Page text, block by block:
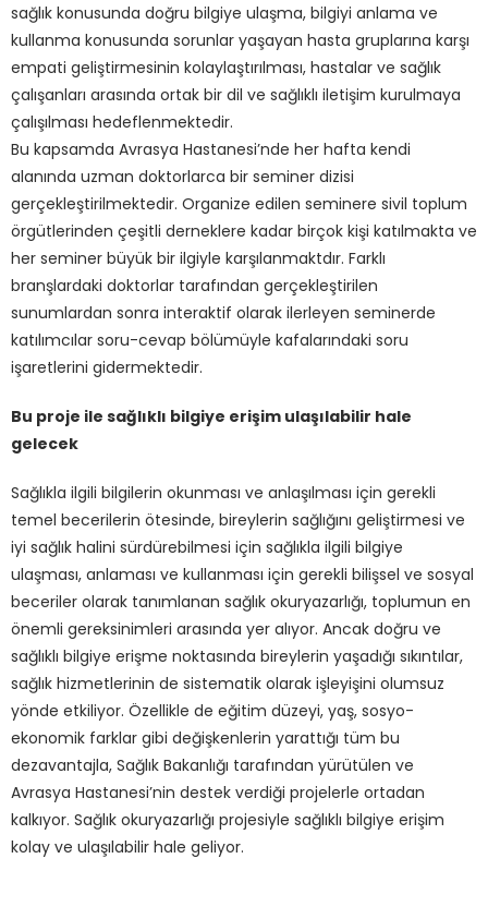
sağlık konusunda doğru bilgiye ulaşma, bilgiyi anlama ve
kullanma konusunda sorunlar yaşayan hasta gruplarına karşı
empati geliştirmesinin kolaylaştırılması, hastalar ve sağlık
çalışanları arasında ortak bir dil ve sağlıklı iletişim kurulmaya
çalışılması hedeflenmektedir.
Bu kapsamda Avrasya Hastanesi’nde her hafta kendi
alanında uzman doktorlarca bir seminer dizisi
gerçekleştirilmektedir. Organize edilen seminere sivil toplum
örgütlerinden çeşitli derneklere kadar birçok kişi katılmakta ve
her seminer büyük bir ilgiyle karşılanmaktdır. Farklı
branşlardaki doktorlar tarafından gerçekleştirilen
sunumlardan sonra interaktif olarak ilerleyen seminerde
katılımcılar soru-cevap bölümüyle kafalarındaki soru
işaretlerini gidermektedir.
Bu proje ile sağlıklı bilgiye erişim ulaşılabilir hale
gelecek
Sağlıkla ilgili bilgilerin okunması ve anlaşılması için gerekli
temel becerilerin ötesinde, bireylerin sağlığını geliştirmesi ve
iyi sağlık halini sürdürebilmesi için sağlıkla ilgili bilgiye
ulaşması, anlaması ve kullanması için gerekli bilişsel ve sosyal
beceriler olarak tanımlanan sağlık okuryazarlığı, toplumun en
önemli gereksinimleri arasında yer alıyor. Ancak doğru ve
sağlıklı bilgiye erişme noktasında bireylerin yaşadığı sıkıntılar,
sağlık hizmetlerinin de sistematik olarak işleyişini olumsuz
yönde etkiliyor. Özellikle de eğitim düzeyi, yaş, sosyo-
ekonomik farklar gibi değişkenlerin yarattığı tüm bu
dezavantajla, Sağlık Bakanlığı tarafından yürütülen ve
Avrasya Hastanesi’nin destek verdiği projelerle ortadan
kalkıyor. Sağlık okuryazarlığı projesiyle sağlıklı bilgiye erişim
kolay ve ulaşılabilir hale geliyor.